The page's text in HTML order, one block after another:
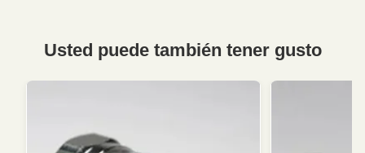
Usted puede también tener gusto